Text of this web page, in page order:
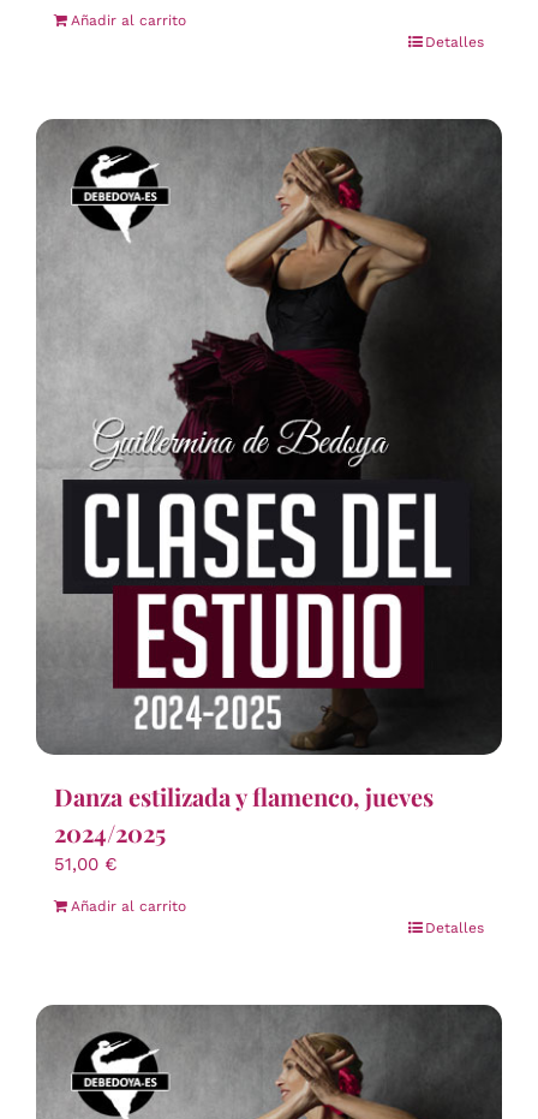
Añadir al carrito
Detalles
Danza estilizada y flamenco, jueves
2024/2025
51,00 €
Añadir al carrito
Detalles